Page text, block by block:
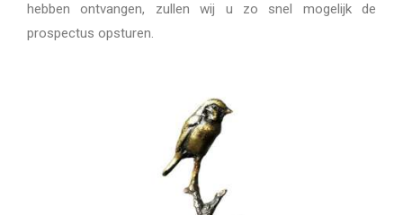
hebben ontvangen, zullen wij u zo snel mogelijk de
prospectus opsturen.